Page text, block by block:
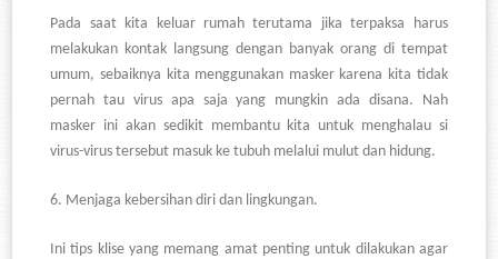
Pada saat kita keluar rumah terutama jika terpaksa harus
melakukan kontak langsung dengan banyak orang di tempat
umum, sebaiknya kita menggunakan masker karena kita tidak
pernah tau virus apa saja yang mungkin ada disana. Nah
masker ini akan sedikit membantu kita untuk menghalau si
virus-virus tersebut masuk ke tubuh melalui mulut dan hidung.
6. Menjaga kebersihan diri dan lingkungan.
Ini tips klise yang memang amat penting untuk dilakukan agar